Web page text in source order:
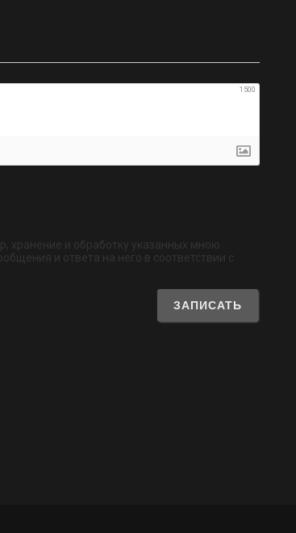
1500
хранение и обработку указанных мною
и ответа на него в соответствии с